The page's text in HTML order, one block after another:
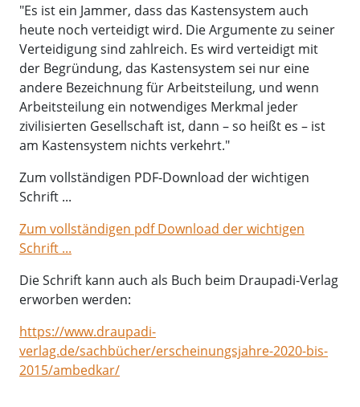
"Es ist ein Jammer, dass das Kastensystem auch
heute noch verteidigt wird. Die Argumente zu seiner
Verteidigung sind zahlreich. Es wird verteidigt mit
der Begründung, das Kastensystem sei nur eine
andere Bezeichnung für Arbeitsteilung, und wenn
Arbeitsteilung ein notwendiges Merkmal jeder
zivilisierten Gesellschaft ist, dann – so heißt es – ist
am Kastensystem nichts verkehrt."
Zum vollständigen PDF-Download der wichtigen
Schrift ...
Zum vollständigen pdf Download der wichtigen
Schrift ...
Die Schrift kann auch als Buch beim Draupadi-Verlag
erworben werden:
https://www.draupadi-
verlag.de/sachbücher/erscheinungsjahre-2020-bis-
2015/ambedkar/